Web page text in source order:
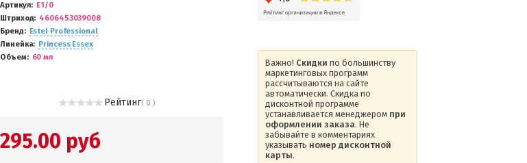
Артикул
E1/0
Штриход
4606453039008
Бренд
Estel Professional
Линейка
Princess Essex
Объем
60 мл
Рейтинг( 0 )
295.00 руб
Важно! Скидки по большинству
маркетинговых программ
рассчитываются на сайте
автоматически. Скидка по
дисконтной программе
устанавливается менеджером при
оформлении заказа. Не
забывайте в комментариях
указывать номер дисконтной
карты.